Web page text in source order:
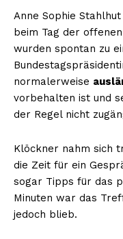
Anne Sophie
beim Tag der
wurden spontan zu
normalerweise
vorbehalten ist und
der Regel nicht
Klöckner nahm sich
die Zeit für ein
sogar Tipps für das
Minuten war das
jedoch blieb.